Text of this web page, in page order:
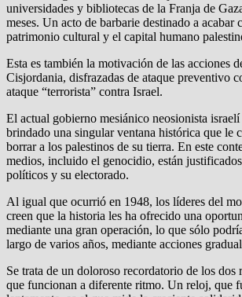
universidades y bibliotecas de la Franja de
meses. Un acto de barbarie destinado a acabar
patrimonio cultural y el capital humano
Esta es también la motivación de las acciones
Cisjordania, disfrazadas de ataque preventivo
ataque “terrorista” contra Israel.
El actual gobierno mesiánico neosionista israelí
brindado una singular ventana histórica que le
borrar a los palestinos de su tierra. En este
medios, incluido el genocidio, están
políticos y su electorado.
Al igual que ocurrió en 1948, los líderes del
creen que la historia les ha ofrecido una
mediante una gran operación, lo que sólo
largo de varios años, mediante acciones
Se trata de un doloroso recordatorio de los dos
que funcionan a diferente ritmo. Un reloj, que